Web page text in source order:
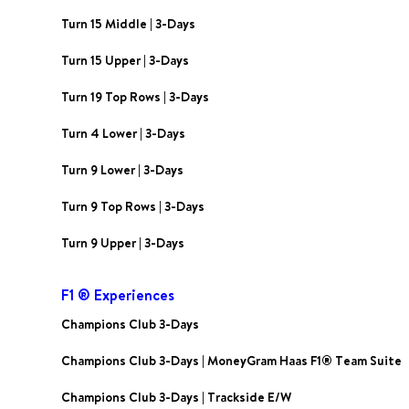
Turn 15 Middle | 3-Days
Turn 15 Upper | 3-Days
Turn 19 Top Rows | 3-Days
Turn 4 Lower | 3-Days
Turn 9 Lower | 3-Days
Turn 9 Top Rows | 3-Days
Turn 9 Upper | 3-Days
F1 ® Experiences
Champions Club 3-Days
Champions Club 3-Days | MoneyGram Haas F1® Team Suite
Champions Club 3-Days | Trackside E/W